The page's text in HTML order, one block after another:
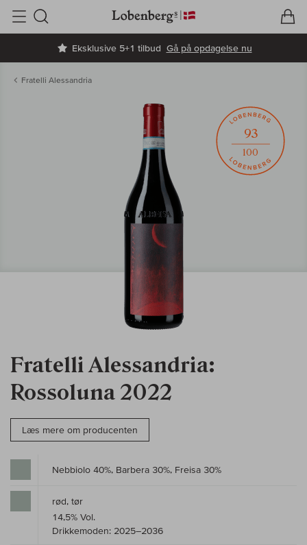
Eksklusive 5+1 tilbud Gå på opdagelse nu
Søg
Fratelli Alessandria
Fratelli Alessandria:
Rossoluna 2022
Læs mere om producenten
93
100
Nebbiolo 40%, Barbera 30%, Freisa 30%
rød, tør
14,5% Vol.
Drikkemoden: 2025–2036